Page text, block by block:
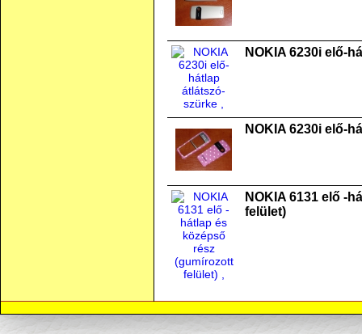
NOKIA 6230i elő-
NOKIA 6230i elő-
NOKIA 6131 elő -
felület)